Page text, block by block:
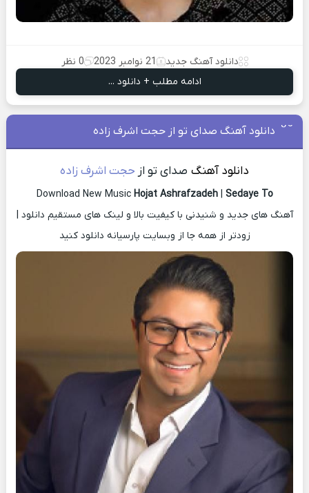
دانلود آهنگ جدید 21 نوامبر 2023
0 نظر
ادامه مطلب + دانلود ...
دانلود آهنگ صدای تو از حجت اشرف زاده
دانلود آهنگ صدای تو از حجت اشرف زاده
Download New Music Hojat Ashrafzadeh| Sedaye To
آهنگ های جدید و شنیدنی با کیفیت بالا و لینک های مستقیم دانلود |
زودتر از همه جا از وبسایت پارسیانه دانلود کنید